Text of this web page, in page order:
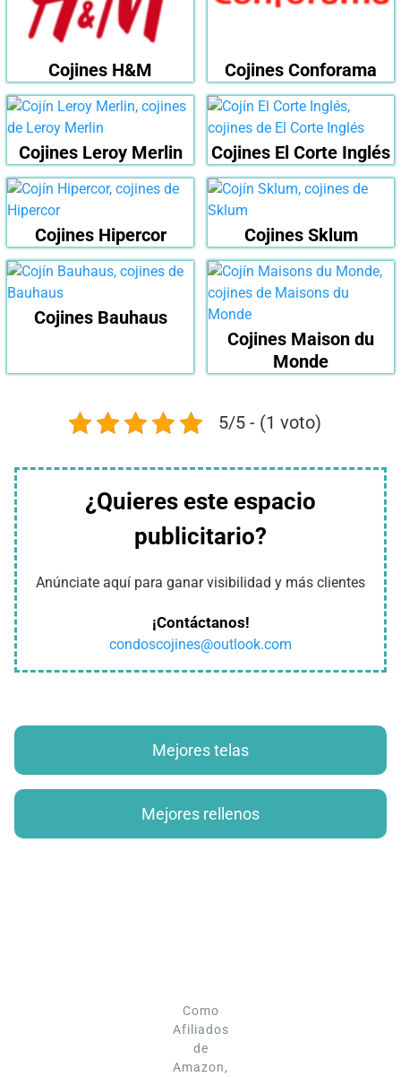
Cojines H&M Cojines Conforama
Cojines Leroy Merlin Cojines El Corte Inglés
Cojines Hipercor Cojines Sklum
Cojines Bauhaus
Cojines Maison du
Monde
5/5 - (1 voto)
¿Quieres este espacio
publicitario?
Anúnciate aquí para ganar visibilidad y más clientes
¡Contáctanos!
condoscojines@outlook.com
Mejores telas
Mejores rellenos
Como
Afiliados
de
Amazon,